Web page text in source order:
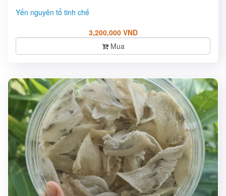
Yến nguyên tổ tinh chế
3,200,000 VND
Mua